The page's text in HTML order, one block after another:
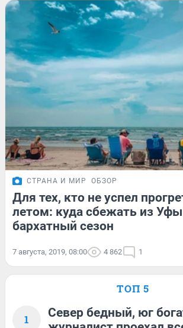
СТРАНА И МИР ОБЗОР
Для тех, кто не успел
летом: куда сбежать из
бархатный сезон
7 августа, 2019, 08:00 4 862 1
ТОП 5
1
Север бедный, юг